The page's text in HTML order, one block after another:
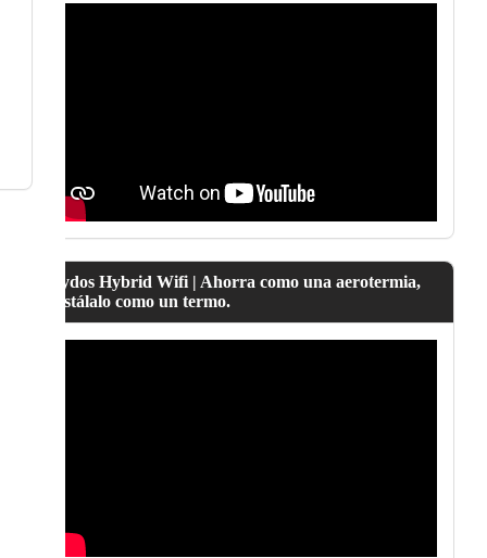
Lydos Hybrid Wifi | Ahorra como una aerotermia,
instálalo como un termo.